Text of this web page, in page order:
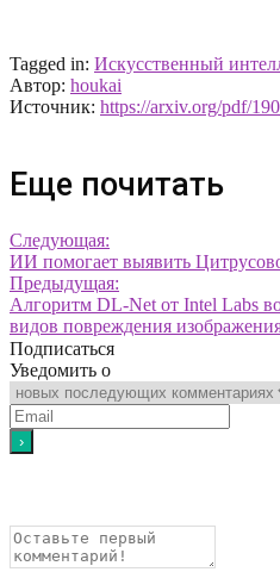
Tagged in: Искусственный
Автор: houkai
Источник: https://arxiv.org/pdf/
Еще почитать
Следующая:
ИИ помогает выявить
Предыдущая:
Алгоритм DL-Net от Intel Labs
видов повреждения
Подписаться
Уведомить о